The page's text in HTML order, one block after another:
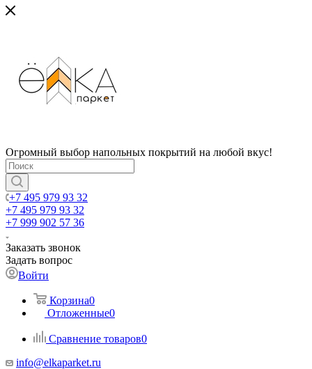
Огромный выбор напольных покрытий на любой вкус!
+7 495 979 93 32
+7 495 979 93 32
+7 999 902 57 36
Заказать звонок
Задать вопрос
Войти
Корзина0
Отложенные0
Сравнение товаров0
info@elkaparket.ru